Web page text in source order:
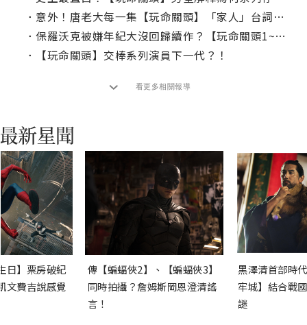
． 意外！唐老大每一集【玩命關頭】「家人」台詞次數
． 保羅沃克被嫌年紀大沒回歸續作？【玩命關頭1~10】電影系列冷知識
．
【玩命關頭】交棒系列演員下一代？！
看更多相關報導
日】票房破紀
文費吉說感覺
傳【蝙蝠俠2】、【蝙蝠俠3】
同時拍攝？詹姆斯岡恩澄清謠
言！
黑澤清首部時
牢城】結合戰
謎